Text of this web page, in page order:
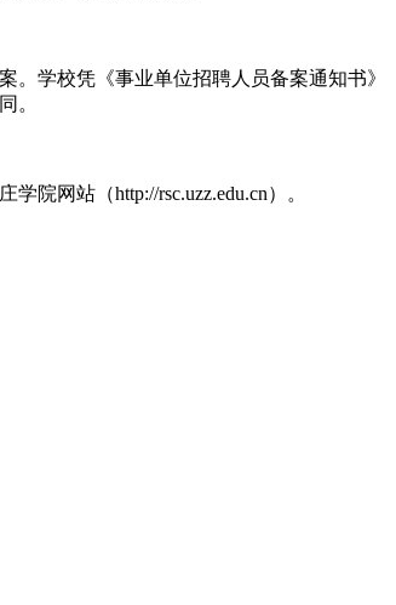
学校凭《事业单位招聘人员备案通知书》
。
院网站（http://rsc.uzz.edu.cn）。